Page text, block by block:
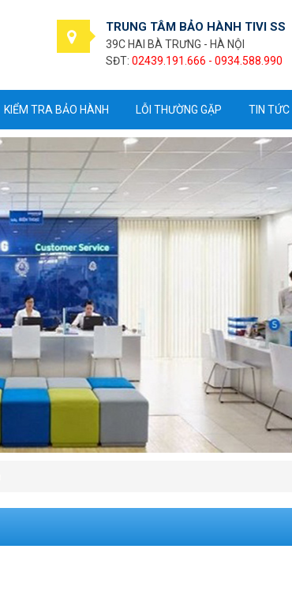
TRUNG TÂM BẢO HÀNH TIVI SS
39C HAI BÀ TRƯNG - HÀ NỘI
SĐT: 02439.191.666 - 0934.588.990
KIỂM TRA BẢO HÀNH LỖI THƯỜNG GẶP TIN TỨC